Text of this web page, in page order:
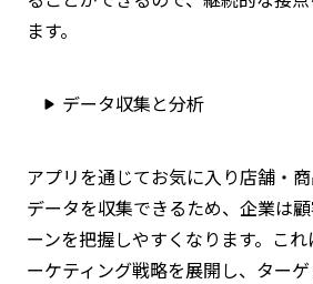
ます。
データ収集と分析
アプリを通じてお気に入り店舗・
データを収集できるため、企業は
ーンを把握しやすくなります。こ
ーケティング戦略を展開し、ター